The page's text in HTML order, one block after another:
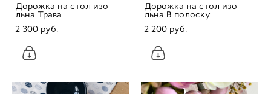
Дорожка на стол изо
льна Трава
2 300 pуб.
Дорожка на стол изо
льна В полоску
2 200 pуб.